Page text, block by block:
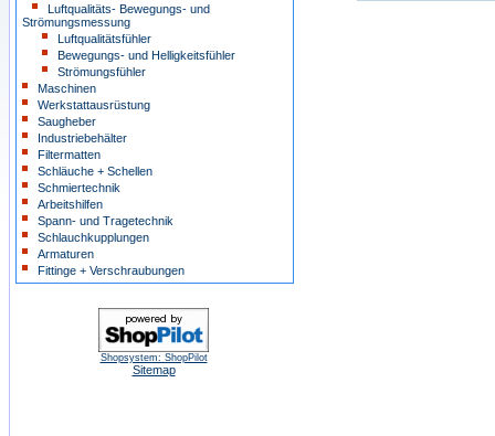
Luftqualitäts- Bewegungs- und
Strömungsmessung
Luftqualitätsfühler
Bewegungs- und Helligkeitsfühler
Strömungsfühler
Maschinen
Werkstattausrüstung
Saugheber
Industriebehälter
Filtermatten
Schläuche + Schellen
Schmiertechnik
Arbeitshilfen
Spann- und Tragetechnik
Schlauchkupplungen
Armaturen
Fittinge + Verschraubungen
Shopsystem: ShopPilot
Sitemap